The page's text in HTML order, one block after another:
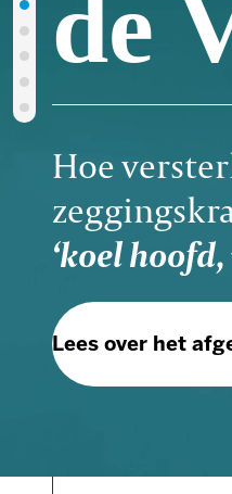
Hoe
‘koel hoofd,
Lees over het